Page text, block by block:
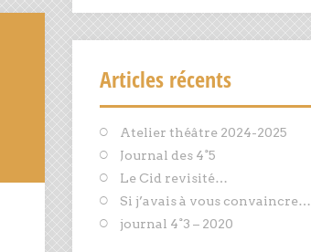
Articles récents
Atelier théâtre 2024-2025
Journal des 4°5
Le Cid revisité…
Si j’avais à vous convaincre…
journal 4°3 – 2020